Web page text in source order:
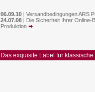
06.09.10 | Versandbedingungen ARS
24.07.08 | Die Sicherheit Ihrer Online-
Produktion
Das exquisite Label für klassische